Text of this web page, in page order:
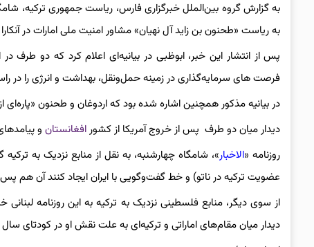
به گزارش گروه بین‌الملل خبرگزاری فارس، ریاست جمهوری ترکیه،
به ریاست «طحنون بن زاید آل نهیان» مشاور امنیت ملی امارات در
پس از انتشار این خبر، ابوظبی در بیانیه‌ای اعلام کرد که دو طرف
فرصت های سرمایه‌گذاری در زمینه حمل‌ونقل، بهداشت و انرژی را در
در بیانیه مذکور همچنین اشاره شده بود که اردوغان و طحنون
دیدار میان دو طرف پس از خروج آمریکا از کشورافغانستانو
روزنامه «الاخبار»،‌ شامگاه چهارشنبه، به نقل از منابع نزدیک به
عضویت ترکیه در ناتو) و خط گفت‌و‌گویی با ایران ایجاد کنند آن هم پس
از سوی دیگر، منابع فلسطینی نزدیک به ترکیه به این روزنامه
دیدار میان مقام‌های اماراتی و ترکیه‌ای به علت نقش او در کودتای سال ۲۰۱۶ ترکیه مطرح می‌شود.